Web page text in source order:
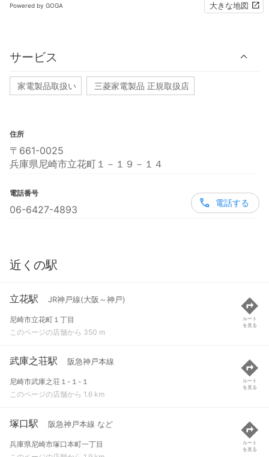
Powered by GOGA 大きな地図
サービス
家電製品取扱い 三菱家電製品 正規取扱店
住所
〒661-0025
兵庫県尼崎市立花町１－１９－１４
電話番号
06-6427-4893
電話する
近くの駅
立花駅 JR神戸線(大阪～神戸)
尼崎市立花町１丁目
このページの店舗から 350 m
ルート
を見る
武庫之荘駅 阪急神戸本線
尼崎市武庫之荘１-１-１
このページの店舗から 1.6 km
ルート
を見る
塚口駅 阪急神戸本線 など
兵庫県尼崎市塚口本町一丁目
ルート
を見る